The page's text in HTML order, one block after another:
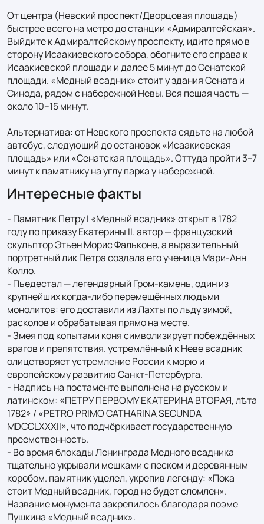
От центра (Невский проспект/Дворцовая площадь)
быстрее всего на метро до станции «Адмиралтейская».
Выйдите к Адмиралтейскому проспекту, идите прямо в
сторону Исаакиевского собора, обогните его справа к
Исаакиевской площади и далее 5 минут до Сенатской
площади. «Медный всадник» стоит у здания Сената и
Синода, рядом с набережной Невы. Вся пешая часть —
около 10–15 минут.
Альтернатива: от Невского проспекта сядьте на любой
автобус, следующий до остановок «Исаакиевская
площадь» или «Сенатская площадь». Оттуда пройти 3–7
минут к памятнику на углу парка у набережной.
Интересные факты
- Памятник Петру I «Медный всадник» открыт в 1782
году по приказу Екатерины II. автор — французский
скульптор Этьен Морис Фальконе, а выразительный
портретный лик Петра создала его ученица Мари-Анн
Колло.
- Пьедестал — легендарный Гром-камень, один из
крупнейших когда-либо перемещённых людьми
монолитов: его доставили из Лахты по льду зимой,
расколов и обрабатывая прямо на месте.
- Змея под копытами коня символизирует побеждённых
врагов и препятствия. устремлённый к Неве всадник
олицетворяет устремление России к морю и
европейскому развитию Санкт-Петербурга.
- Надпись на постаменте выполнена на русском и
латинском: «ПЕТРУ ПЕРВОМУ ЕКАТЕРИНА ВТОРАЯ, лѣта
1782» / «PETRO PRIMO CATHARINA SECUNDA
MDCCLXXXII», что подчёркивает государственную
преемственность.
- Во время блокады Ленинграда Медного всадника
тщательно укрывали мешками с песком и деревянным
коробом. памятник уцелел, укрепив легенду: «Пока
стоит Медный всадник, город не будет сломлен».
Название монумента закрепилось благодаря поэме
Пушкина «Медный всадник».